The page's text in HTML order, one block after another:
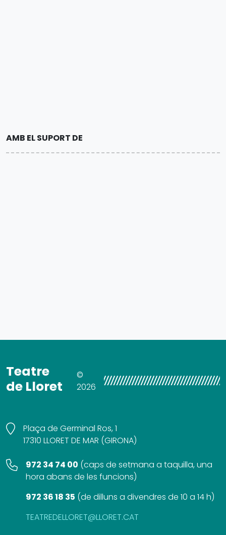
AMB EL SUPORT DE
Teatre
de Lloret
©
2026
Plaça de Germinal Ros, 1
17310 LLORET DE MAR (GIRONA)
972 34 74 00 (caps de setmana a taquilla, una
hora abans de les funcions)
972 36 18 35 (de dilluns a divendres de 10 a 14 h)
TEATREDELLORET@LLORET.CAT